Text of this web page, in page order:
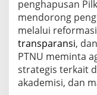
penghapusan
mendorong
transparansi,
PTNU meminta
strategis terkait
akademisi, dan